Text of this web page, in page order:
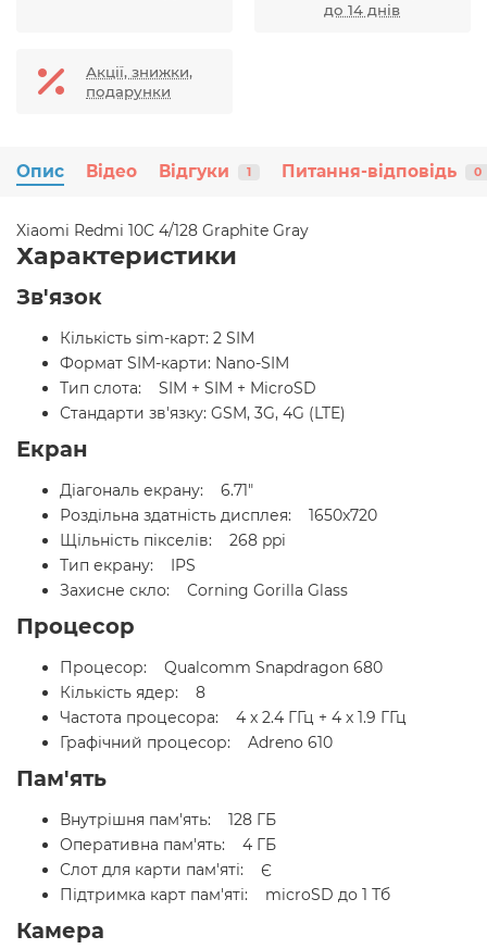
до 14 днів
Акції, знижки,
подарунки
Опис Відео Відгуки 1 Питання-відповідь 0
Xiaomi Redmi 10C 4/128 Graphite Gray
Характеристики
Зв'язок
Кількість sim-карт: 2 SIM
Формат SIM-карти: Nano-SIM
Тип слота: SIM + SIM + MicroSD
Стандарти зв'язку: GSM, 3G, 4G (LTE)
Екран
Діагональ екрану: 6.71"
Роздільна здатність дисплея: 1650x720
Щільність пікселів: 268 ppi
Тип екрану: IPS
Захисне скло: Corning Gorilla Glass
Процесор
Процесор: Qualcomm Snapdragon 680
Кількість ядер: 8
Частота процесора: 4 x 2.4 ГГц + 4 x 1.9 ГГц
Графічний процесор: Adreno 610
Пам'ять
Внутрішня пам'ять: 128 ГБ
Оперативна пам'ять: 4 ГБ
Слот для карти пам'яті: Є
Підтримка карт пам'яті: microSD до 1 Тб
Камера